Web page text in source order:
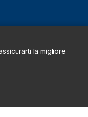
la migliore